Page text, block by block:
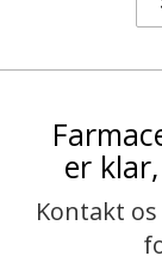
er
Kontakt